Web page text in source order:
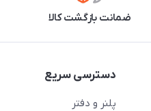
ضمانت بازگشت کالا
دسترسی سریع
پلنر و دفتر